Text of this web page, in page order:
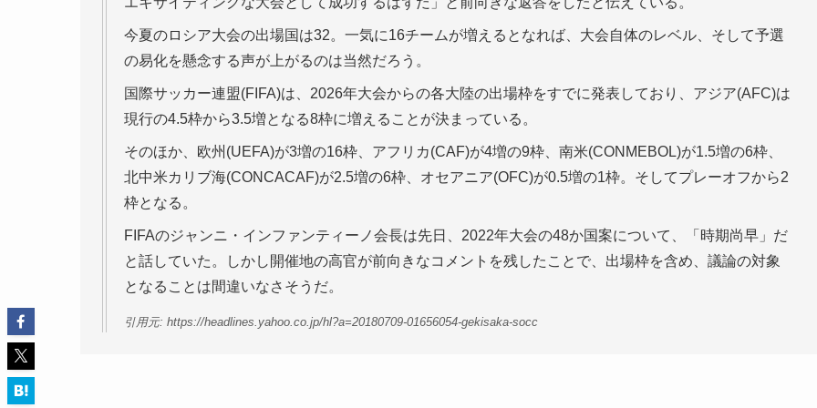
今夏のロシア大会の出場国は32。一気に16チームが増えるとなれば、大会自体のレベル、そして予選
の易化を懸念する声が上がるのは当然だろう。
国際サッカー連盟(FIFA)は、2026年大会からの各大陸の出場枠をすでに発表しており、アジア(AFC)は
現行の4.5枠から3.5増となる8枠に増えることが決まっている。
そのほか、欧州(UEFA)が3増の16枠、アフリカ(CAF)が4増の9枠、南米(CONMEBOL)が1.5増の6枠、
北中米カリブ海(CONCACAF)が2.5増の6枠、オセアニア(OFC)が0.5増の1枠。そしてプレーオフから2
枠となる。
FIFAのジャンニ・インファンティーノ会長は先日、2022年大会の48か国案について、「時期尚早」だ
と話していた。しかし開催地の高官が前向きなコメントを残したことで、出場枠を含め、議論の対象
となることは間違いなさそうだ。
引用元: https://headlines.yahoo.co.jp/hl?a=20180709-01656054-gekisaka-socc